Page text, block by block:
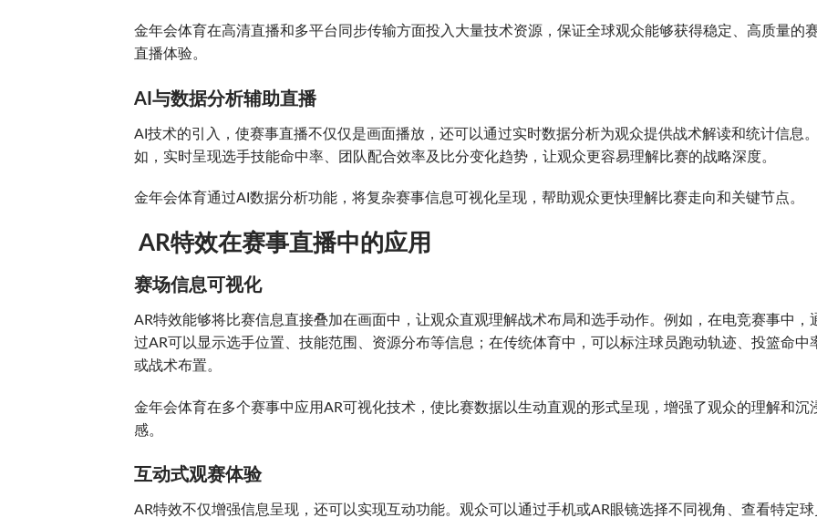
金年会体育在高清直播和多平台同步传输方面投入大量技术资源，保证全球观众能够获得稳定、高质量的
直播体验。
AI与数据分析辅助直播
AI技术的引入，使赛事直播不仅仅是画面播放，还可以通过实时数据分析为观众提供战术解读和统计信息
如，实时呈现选手技能命中率、团队配合效率及比分变化趋势，让观众更容易理解比赛的战略深度。
金年会体育通过AI数据分析功能，将复杂赛事信息可视化呈现，帮助观众更快理解比赛走向和关键节点。
AR特效在赛事直播中的应用
赛场信息可视化
AR特效能够将比赛信息直接叠加在画面中，让观众直观理解战术布局和选手动作。例如，在电竞赛事中，
过AR可以显示选手位置、技能范围、资源分布等信息；在传统体育中，可以标注球员跑动轨迹、投篮命中
或战术布置。
金年会体育在多个赛事中应用AR可视化技术，使比赛数据以生动直观的形式呈现，增强了观众的理解和沉
感。
互动式观赛体验
AR特效不仅增强信息呈现，还可以实现互动功能。观众可以通过手机或AR眼镜选择不同视角、查看特定球